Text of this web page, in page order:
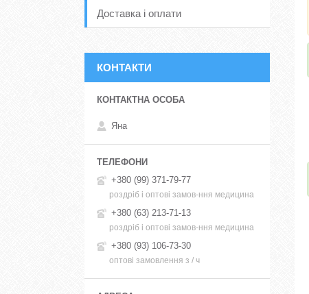
Доставка і оплати
КОНТАКТИ
Яна
+380 (99) 371-79-77
роздріб і оптові замов-ння медицина
+380 (63) 213-71-13
роздріб і оптові замов-ння медицина
+380 (93) 106-73-30
оптові замовлення з / ч